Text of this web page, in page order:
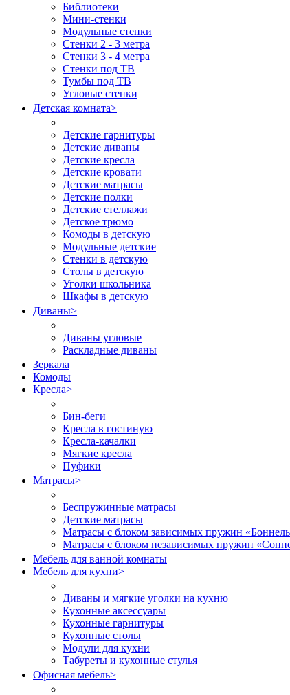
Библиотеки
Мини-стенки
Модульные стенки
Стенки 2 - 3 метра
Стенки 3 - 4 метра
Стенки под ТВ
Тумбы под ТВ
Угловые стенки
Детская комната>
Детские гарнитуры
Детские диваны
Детские кресла
Детские кровати
Детские матрасы
Детские полки
Детские стеллажи
Детское трюмо
Комоды в детскую
Модульные детские
Стенки в детскую
Столы в детскую
Уголки школьника
Шкафы в детскую
Диваны>
Диваны угловые
Раскладные диваны
Зеркала
Комоды
Кресла>
Бин-беги
Кресла в гостиную
Кресла-качалки
Мягкие кресла
Пуфики
Матрасы>
Беспружинные матрасы
Детские матрасы
Матрасы с блоком зависимых пружин
Матрасы с блоком независимых пружин
Мебель для ванной комнаты
Мебель для кухни>
Диваны и мягкие уголки на кухню
Кухонные аксессуары
Кухонные гарнитуры
Кухонные столы
Модули для кухни
Табуреты и кухонные стулья
Офисная мебель>